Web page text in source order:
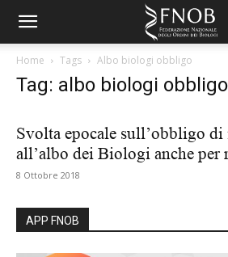
Home Tags Albo biologi obbligo
Tag: albo biologi obbligo
Svolta epocale sull’obbligo
all’albo dei Biologi anche per
8 Ottobre 2018
APP FNOB